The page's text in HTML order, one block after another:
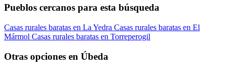
Pueblos cercanos para esta búsqueda
Casas rurales baratas en La Yedra Casas rurales baratas en El
Mármol Casas rurales baratas en Torreperogil
Otras opciones en Úbeda